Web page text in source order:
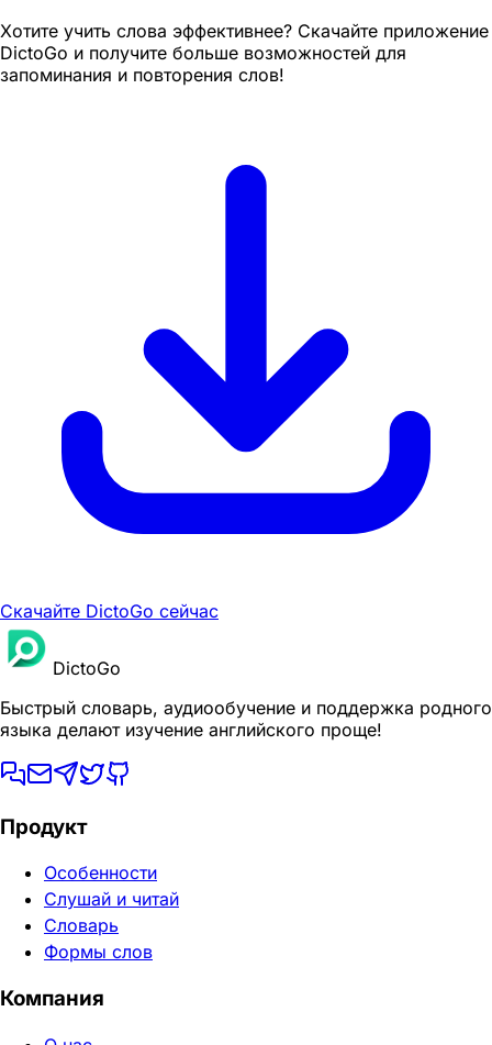
Хотите учить слова эффективнее? Скачайте приложение
DictoGo и получите больше возможностей для
запоминания и повторения слов!
Скачайте DictoGo сейчас
DictoGo
Быстрый словарь, аудиообучение и поддержка родного
языка делают изучение английского проще!
Продукт
Особенности
Слушай и читай
Словарь
Формы слов
Компания